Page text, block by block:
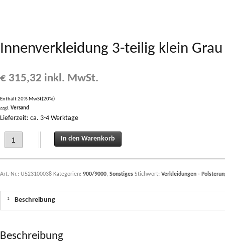
Innenverkleidung 3-teilig klein
€ 315,32 inkl. MwSt.
Enthält 20% MwSt(20%)
zzgl. Versand
Lieferzeit: ca. 3-4 Werktage
Innenverkleidung 3-teilig klein Grau für Steyr Serie 942 948 U523100038
In den Warenkorb
Art.-Nr.: U523100038 Kategorien: 900/9000, Sonstiges Stichwort: Verkleidungen -
Beschreibung
Beschreibung